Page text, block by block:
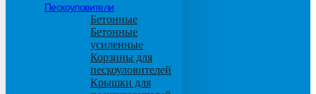
Пескоуловители
Бетонные
Бетонные
усиленные
Корзины для
пескоуловителей
Крышки для